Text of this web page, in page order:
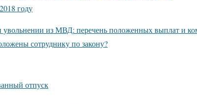
году
увольнении из МВД: перечень положенных выплат и
сотруднику по закону?
отпуск